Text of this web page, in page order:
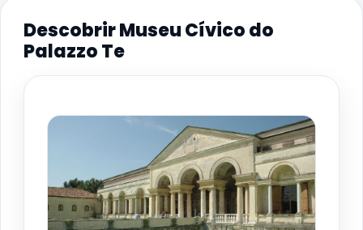
Descobrir Museu Cívico do
Palazzo Te